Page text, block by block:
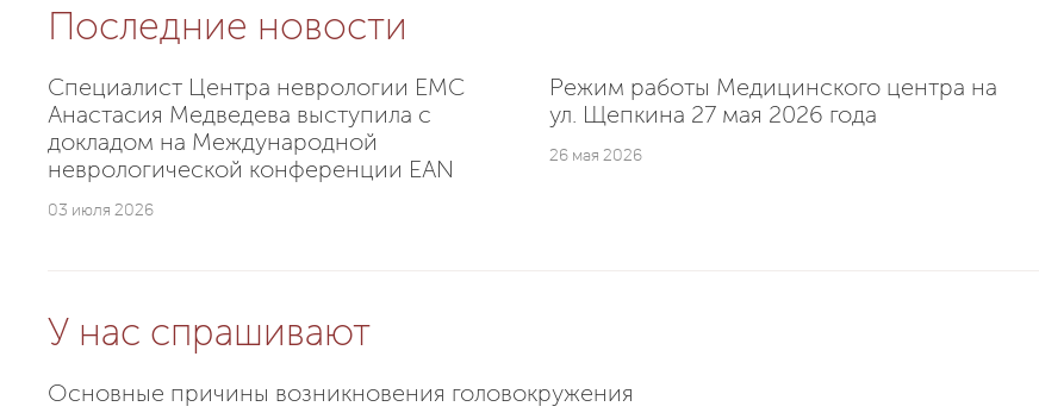
Последние новости
Специалист Центра неврологии EMC
Анастасия Медведева выступила с
докладом на Международной
неврологической конференции EAN
03 июля 2026
Режим работы Медицинского центра на
ул. Щепкина 27 мая 2026 года
26 мая 2026
У нас спрашивают
Основные причины возникновения головокружения